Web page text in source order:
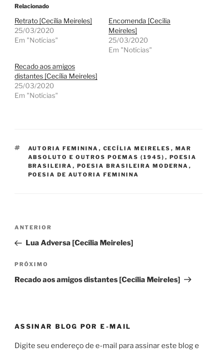
Relacionado
Retrato [Cecília Meireles]
25/03/2020
Em "Notícias"
Encomenda [Cecília
Meireles]
25/03/2020
Em "Notícias"
Recado aos amigos
distantes [Cecília Meireles]
25/03/2020
Em "Notícias"
TAGS
AUTORIA FEMININA , CECÍLIA MEIRELES , MAR
ABSOLUTO E OUTROS POEMAS (1945) , POESIA
BRASILEIRA , POESIA BRASILEIRA MODERNA ,
POESIA DE AUTORIA FEMININA
Navegação
Post
Post
anterior
ANTERIOR
Lua Adversa [Cecília Meireles]
Próximo
post
PRÓXIMO
Recado aos amigos distantes [Cecília Meireles]
ASSINAR BLOG POR E-MAIL
Digite seu endereço de e-mail para assinar este blog e